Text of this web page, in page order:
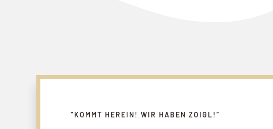
“KOMMT HEREIN! WIR HABEN ZOIGL!”